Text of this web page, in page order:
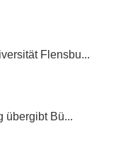
Flensbu...
übergibt Bü...